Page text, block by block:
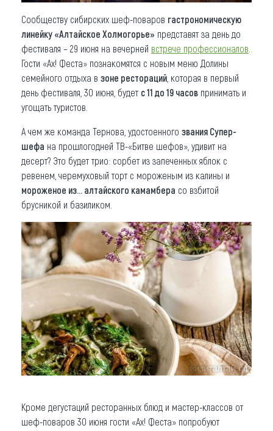
Сообществу сибирских шеф-поваров гастрономическую
линейку «Алтайское Холмогорье» представят за день до
фестиваля – 29 июня на вечерней встрече профессионалов
Гости «Ах! Феста» познакомятся с новым меню Долины
семейного отдыха в зоне рестораций , которая в первый
день фестиваля, 30 июня, будет с 11 до 19 часов принимать и
угощать туристов.
А чем же команда Тернова, удостоенного звания Супер-
шефа на прошлогодней ТВ-«Битве шефов», удивит на
десерт? Это будет трио: сорбет из запеченных яблок с
ревенем, черемуховый торт с мороженым из калины и
мороженое из… алтайского камамбера со взбитой
брусникой и базиликом.
Кроме дегустаций ресторанных блюд и мастер-классов от
шеф-поваров 30 июня гости «Ах! Феста» попробуют